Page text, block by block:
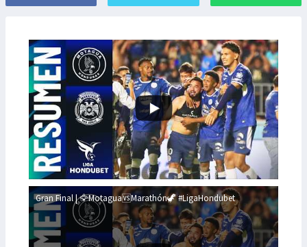
Gran Final | 🦅Motagua🆚Marathón🦖 #LigaHondubet